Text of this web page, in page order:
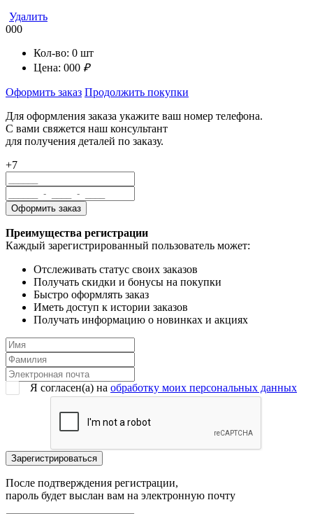
Удалить
000
Кол-во: 0 шт
Цена: 000 ₽
Оформить заказ Продолжить покупки
Для оформления заказа укажите ваш номер телефона.
С вами свяжется наш консультант
для получения деталей по заказу.
+7
Преимущества регистрации
Каждый зарегистрированный пользователь может:
Отслеживать статус своих заказов
Получать скидки и бонусы на покупки
Быстро оформлять заказ
Иметь доступ к истории заказов
Получать информацию о новинках и акциях
Я согласен(a) на обработку моих персональных данных
После подтверждения регистрации,
пароль будет выслан вам на электронную почту